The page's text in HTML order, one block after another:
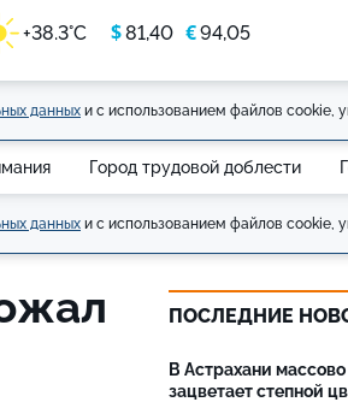
+38.3°C $81,40 €94,05
данных и с использованием файлов cookie,
Город трудовой доблести
данных и с использованием файлов cookie,
ПОСЛЕДНИЕ
В Астрахани массово
зацветает степной